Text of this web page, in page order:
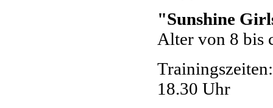
"Sunshine
Alter von 8 bis
18.30 Uhr